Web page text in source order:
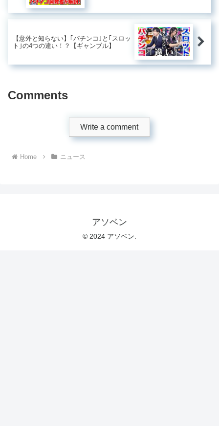
【意外と知らない】｢パチンコ｣と｢スロッ
ト｣の4つの違い！？【ギャンブル】
Comments
Write a comment
Home ニュース
アソベン
© 2024 アソベン.